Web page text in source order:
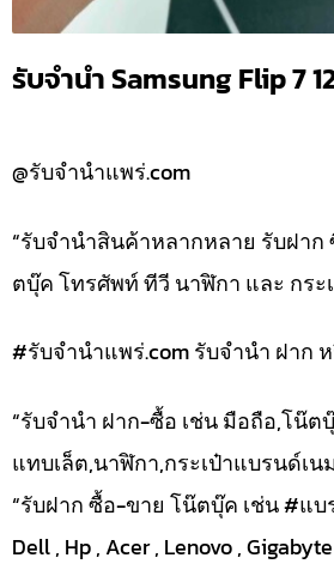
รับจำนำ Samsung Flip 7
@รับจำนำแพร่.com
“รับจำนำสินค้าหลากหลาย รับฝา
ตบุ๊ค โทรศัพท์ ทีวี นาฬิกา และ กระ
#รับจํานําแพร่.com รับจำนำ ฝาก
“รับจำนำ ฝาก-ซื้อ เช่น มือถือ,โน๊ต
แทบเล็ต,นาฬิกา,กระเป๋าแบรนด์เน
“รับฝาก ซื้อ-ขาย โน๊ตบุ๊ค เช่น #แ
Dell , Hp , Acer , Lenovo ,